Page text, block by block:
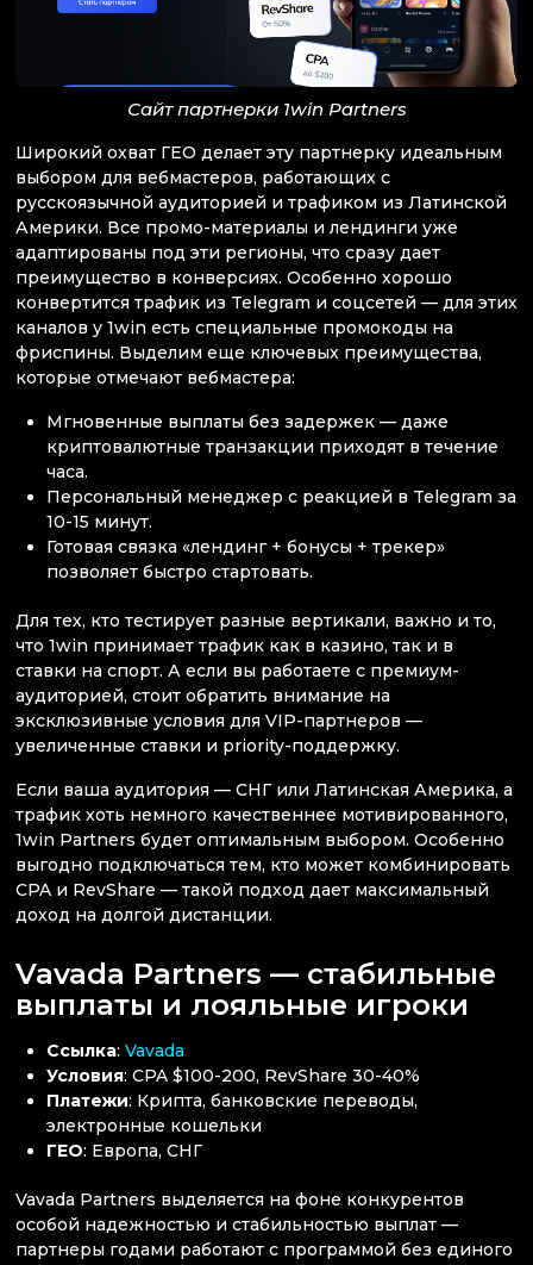
Сайт партнерки 1win Partners
Широкий охват ГЕО делает эту партнерку идеальным
выбором для вебмастеров, работающих с
русскоязычной аудиторией и трафиком из Латинской
Америки. Все промо-материалы и лендинги уже
адаптированы под эти регионы, что сразу дает
преимущество в конверсиях. Особенно хорошо
конвертится трафик из Telegram и соцсетей — для этих
каналов у 1win есть специальные промокоды на
фриспины. Выделим еще ключевых преимущества,
которые отмечают вебмастера:
Мгновенные выплаты без задержек — даже
криптовалютные транзакции приходят в течение
часа.
Персональный менеджер с реакцией в Telegram за
10-15 минут.
Готовая связка «лендинг + бонусы + трекер»
позволяет быстро стартовать.
Для тех, кто тестирует разные вертикали, важно и то,
что 1win принимает трафик как в казино, так и в
ставки на спорт. А если вы работаете с премиум-
аудиторией, стоит обратить внимание на
эксклюзивные условия для VIP-партнеров —
увеличенные ставки и priority-поддержку.
Если ваша аудитория — СНГ или Латинская Америка, а
трафик хоть немного качественнее мотивированного,
1win Partners будет оптимальным выбором. Особенно
выгодно подключаться тем, кто может комбинировать
CPA и RevShare — такой подход дает максимальный
доход на долгой дистанции.
Vavada Partners — стабильные
выплаты и лояльные игроки
Ссылка:Vavada
Условия: CPA $100-200, RevShare 30-40%
Платежи: Крипта, банковские переводы,
электронные кошельки
ГЕО: Европа, СНГ
Vavada Partners выделяется на фоне конкурентов
особой надежностью и стабильностью выплат —
партнеры годами работают с программой без единого